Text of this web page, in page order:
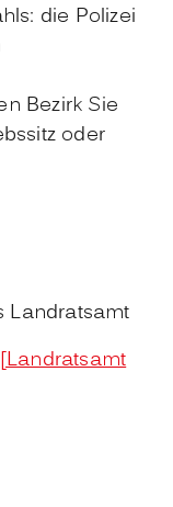
die Polizei
Bezirk Sie
oder
Landratsamt